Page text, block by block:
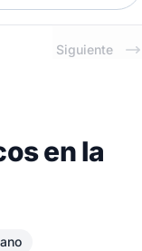
Siguiente
en la